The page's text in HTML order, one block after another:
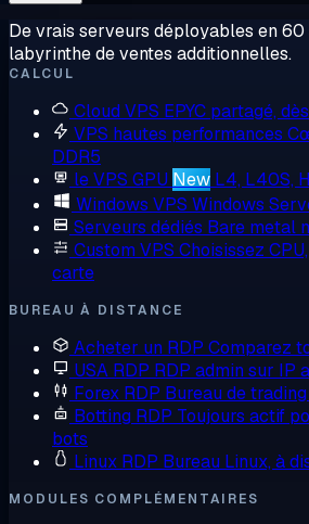
De vrais serveurs déployables en 60
labyrinthe de ventes additionnelles.
CALCUL
Cloud VPS EPYC partagé,
VPS hautes performances
DDR5
le VPS GPU New L4, L40S,
Windows VPS Windows
Serveurs dédiés Bare metal
Custom VPS Choisissez
carte
BUREAU À DISTANCE
Acheter un RDP Comparez
USA RDP RDP admin sur IP
Forex RDP Bureau de
Botting RDP Toujours actif
bots
Linux RDP Bureau Linux, à
MODULES COMPLÉMENTAIRES